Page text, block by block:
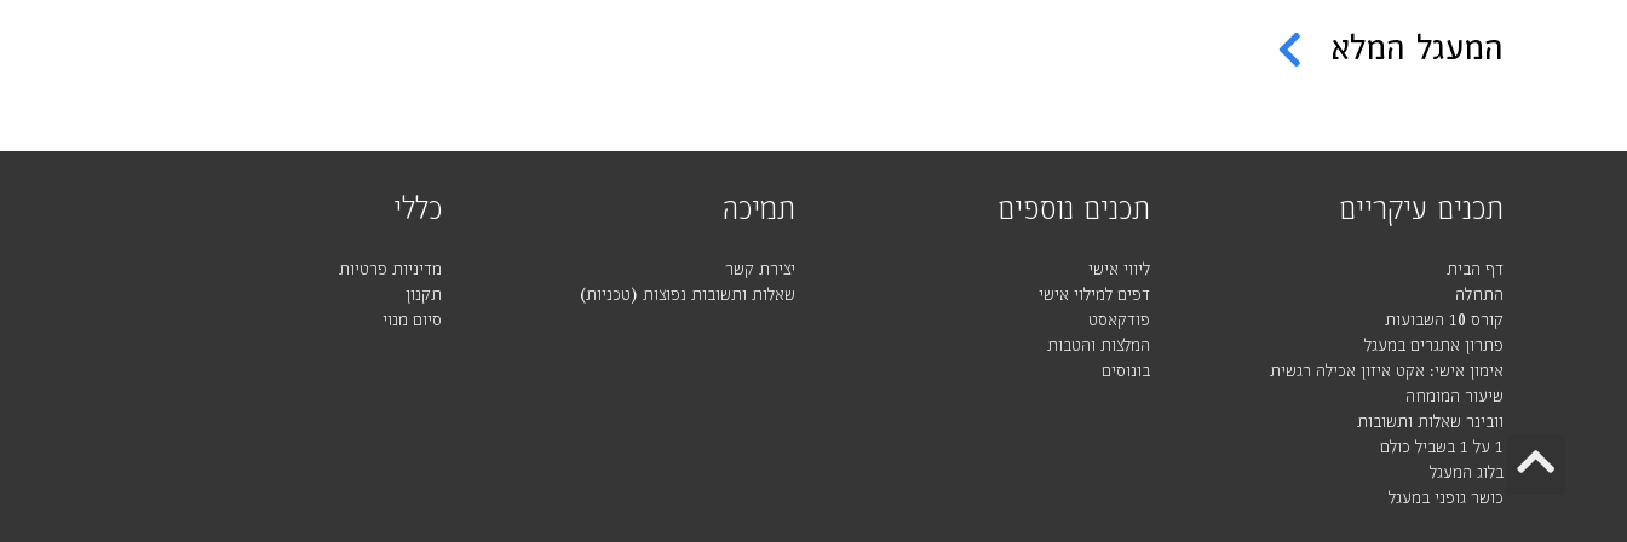
המעגל המלא
תכנים עיקריים
דף הבית
התחלה
קורס 10 השבועות
פתרון אתגרים במעגל
אימון אישי: אקט איזון אכילה רגשית
שיעור המומחה
וובינר שאלות ותשובות
1 על 1 בשביל כולם
בלוג המעגל
כושר גופני במעגל
תכנים נוספים
ליווי אישי
דפים למילוי אישי
פודקאסט
המלצות והטבות
בונוסים
תמיכה
יצירת קשר
שאלות ותשובות נפוצות (טכניות)
כללי
מדיניות פרטיות
תקנון
סיום מנוי
גלילה
לראש